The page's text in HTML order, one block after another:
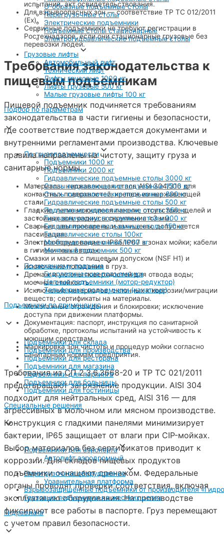
U-образные подъемные столы
Перегрузочные столы
Электрические подъемники
Подъемные столы стационарные
Электрогидравлические подъемные столы
Грузовые лифты
Автомобильный лифт
Технический лифт
Лифты грузовые 1000 кг
Лифты грузовые 500 кг
Малые грузовые лифты 100 кг
Подбор по параметрам
По грузоподъемности
Подъемники 1000 кг
Подъемники 2000 кг
Гидравлические подъемные столы 3000 кг
Столы гидравлические подъемные 1500 кг
Столы гидравлические подъемные 800 кг
Гидравлические подъемные столы 500 кг
Подъемные гидравлические столы 350 кг
Гидравлические подъемные столы 300 кг
Гидравлические подъемные столы 150 кг
Гидравлические столы 100кг
Мачтовые подъемники 1000 кг
Мачтовый подъемник 500 кг
По механизму подъема
Гидравлические подъемники
Цепные подъемники (мотор-редуктор)
Тельферные подъемники (канатные)
Подъемники по применению
Подъемники для склада
Подъемники для производства
Подъемники для ресторана
Подъемники для магазина
Подъемники для паркинга
Подъемники для больницы
Подъемники для гостиницы
Специальные решения
Подъемники для аэропорта
Автолифт аэродромный
Перегрузочное оборудование
Уравнительная платформа
Взрывозащищённые подъёмники от производителя
Грузовые подъемники на жестких цепях
Гидравлика
испытаний, акт освидетельствования.
Для взрывоопасных зон — соответствие ТР ТС 012/2011
(Ex).
Сервисные подъемники не требуют регистрации в
Ростехнадзоре, если они стационарные грузовые без
перевозки людей.
Требования законодательства к
пищевым подъемникам
Пищевой подъемник подчиняется требованиям
законодательства в части гигиены и безопасности,
где соответствие подтверждается документами и
внутренними регламентами производства. Ключевые
правила направлены на чистоту, защиту груза и
санитарные нормы.
Материалы: нержавеющая сталь AISI 304/316 для
контактных поверхностей; крепеж из нержавеющей
стали.
Гладкие, легко моющиеся панели; отсутствие щелей и
застойных зон; радиусы скругления ≥3 мм.
Сварные швы проварены и зачищены; допускается
пассивация.
Электрооборудование с IP65/IP67 в зонах мойки; кабели
в гигиеничных вводах.
Смазки и масла с пищевым допуском (NSF H1) и
исключение попадания в груз.
Дренаж и уклоны поверхностей для отвода воды;
моечная стойкость.
Исключение материалов, склонных к коррозии/миграции
веществ; сертификаты на материалы.
Межэтажные ограждения и блокировки; исключение
доступа при движении платформы.
Документация: паспорт, инструкция по санитарной
обработке, протоколы испытаний на устойчивость к
моющим средствам.
Маркировка зон чистоты и процедур мойки согласно
санитарным нормам предприятия.
Требования из СП 2.3.6.3668-20 и ТР ТС 021/2011
предотвращают загрязнение продукции. AISI 304
подходит для нейтральных сред, AISI 316 — для
агрессивных в молочном или мясном производстве.
Конструкция с гладкими панелями минимизирует
бактерии, IP65 защищает от влаги при CIP-мойках.
Выбор материалов без сертификатов приводит к
коррозии. Для складов пищевых продуктов
подъемники оснащают дренажом. Федеральные
органы проводят проверки соответствия, включая
эксплуатацию оборудования. На производстве
фиксируют все работы в паспорте. Груз перемещают
с учетом правил безопасности.